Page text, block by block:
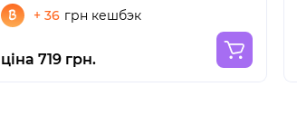
+ 36 грн кешбэк
ціна 719 грн.